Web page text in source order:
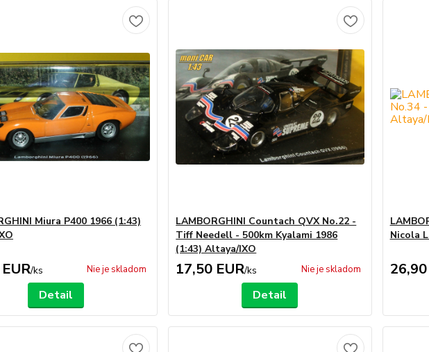
Miura P400 1966 (1:43)
/ks Nie je skladom
Detail
LAMBORGHINI Countach QVX No.22 -
Tiff Needell - 500km Kyalami 1986
(1:43) Altaya/IXO
17,50 EUR/ks Nie je skladom
Detail
Nicola